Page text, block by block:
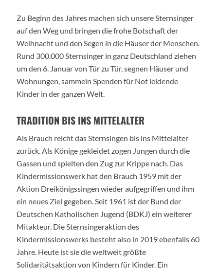
Zu Beginn des Jahres machen sich unsere Sternsinger
auf den Weg und bringen die frohe Botschaft der
Weihnacht und den Segen in die Häuser der Menschen.
Rund 300.000 Sternsinger in ganz Deutschland ziehen
um den 6. Januar von Tür zu Tür, segnen Häuser und
Wohnungen, sammeln Spenden für Not leidende
Kinder in der ganzen Welt.
TRADITION BIS INS MITTELALTER
Als Brauch reicht das Sternsingen bis ins Mittelalter
zurück. Als Könige gekleidet zogen Jungen durch die
Gassen und spielten den Zug zur Krippe nach. Das
Kindermissionswerk hat den Brauch 1959 mit der
Aktion Dreikönigssingen wieder aufgegriffen und ihm
ein neues Ziel gegeben. Seit 1961 ist der Bund der
Deutschen Katholischen Jugend (BDKJ) ein weiterer
Mitakteur. Die Sternsingeraktion des
Kindermissionswerks besteht also in 2019 ebenfalls 60
Jahre. Heute ist sie die weltweit größte
Solidaritätsaktion von Kindern für Kinder. Ein